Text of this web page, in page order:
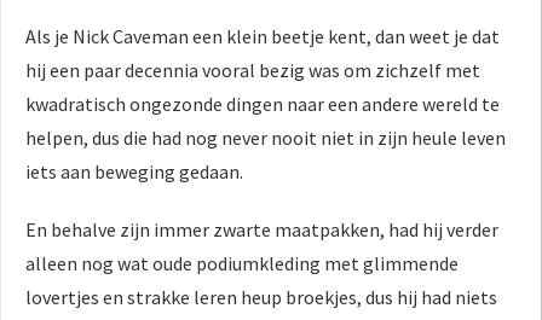
Als je Nick Caveman een klein beetje kent, dan weet je dat
hij een paar decennia vooral bezig was om zichzelf met
kwadratisch ongezonde dingen naar een andere wereld te
helpen, dus die had nog never nooit niet in zijn heule leven
iets aan beweging gedaan.
En behalve zijn immer zwarte maatpakken, had hij verder
alleen nog wat oude podiumkleding met glimmende
lovertjes en strakke leren heup broekjes, dus hij had niets